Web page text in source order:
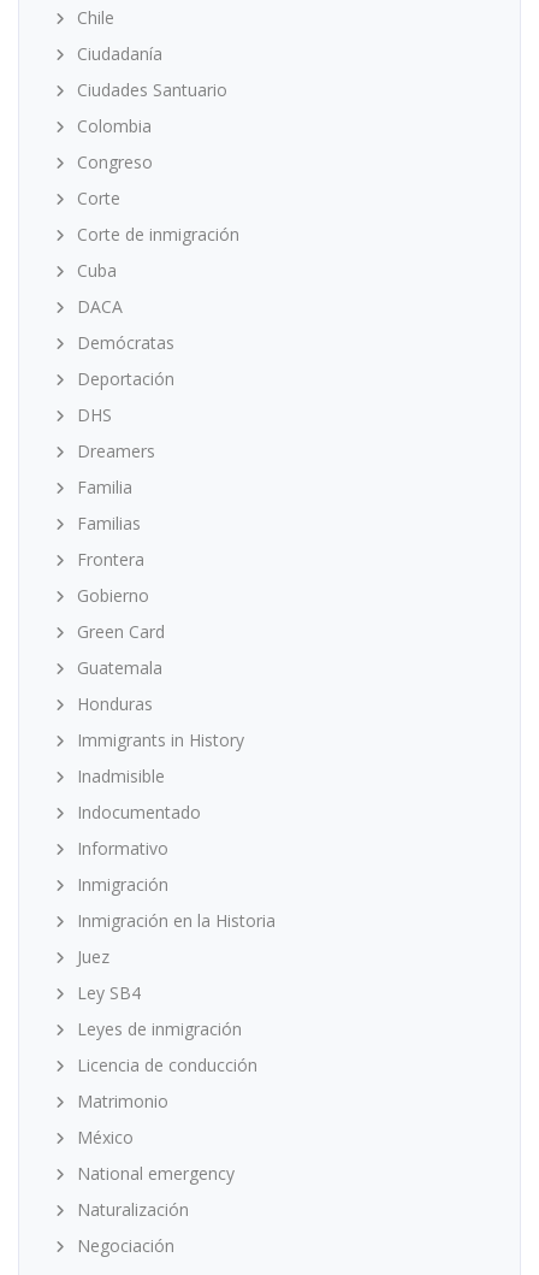
Chile
Ciudadanía
Ciudades Santuario
Colombia
Congreso
Corte
Corte de inmigración
Cuba
DACA
Demócratas
Deportación
DHS
Dreamers
Familia
Familias
Frontera
Gobierno
Green Card
Guatemala
Honduras
Immigrants in History
Inadmisible
Indocumentado
Informativo
Inmigración
Inmigración en la Historia
Juez
Ley SB4
Leyes de inmigración
Licencia de conducción
Matrimonio
México
National emergency
Naturalización
Negociación